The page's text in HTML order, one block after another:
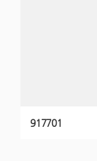
917701